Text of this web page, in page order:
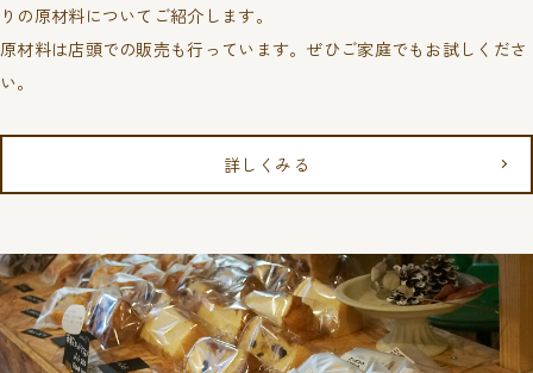
りの原材料についてご紹介します。
原材料は店頭での販売も行っています。ぜひご家庭でもお試しくださ
い。
詳しくみる